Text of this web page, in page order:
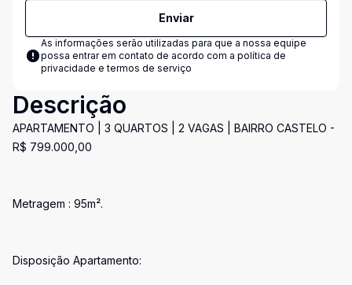
Enviar
As informações serão utilizadas para que a nossa equipe
possa entrar em contato de acordo com a política de
privacidade e termos de serviço
Descrição
APARTAMENTO | 3 QUARTOS | 2 VAGAS | BAIRRO CASTELO -
R$ 799.000,00
Metragem : 95m².
Disposição Apartamento: